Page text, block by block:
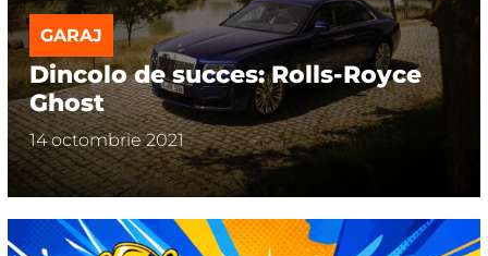
GARAJ
Dincolo de succes: Rolls-Royce
Ghost
14 octombrie 2021